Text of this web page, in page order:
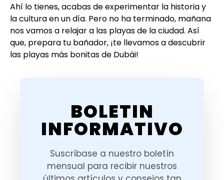
Ahí lo tienes, acabas de experimentar la historia y
la cultura en un día. Pero no ha terminado, mañana
nos vamos a relajar a las playas de la ciudad. Así
que, prepara tu bañador, ¡te llevamos a descubrir
las playas más bonitas de Dubái!
BOLETIN
INFORMATIVO
Suscríbase a nuestro boletín
mensual para recibir nuestros